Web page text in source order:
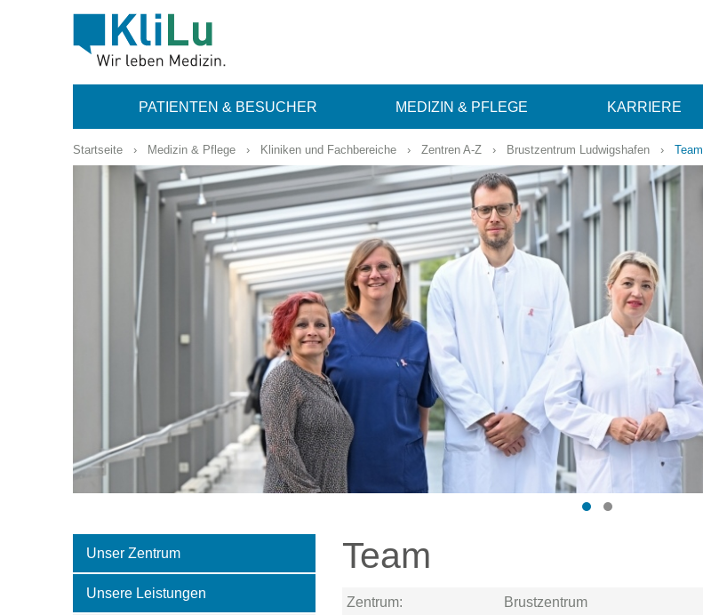
PATIENTEN & BESUCHER MEDIZIN & PFLEGE KARRIERE
Startseite › Medizin & Pflege › Kliniken und Fachbereiche › Zentren A-Z › Brustzentrum Ludwigshafen › Team
Unser Zentrum
Unsere Leistungen
Team
Zentrum:
Brustzentrum